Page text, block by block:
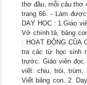
thơ đầu, mỗi câu thơ
trang 66. - Làm
DẠY HỌC : 1.Giáo
Vở chính tả, bảng
: HOẠT ĐỘNG CỦA
tra các từ học sinh
trước. Giáo viên
viết: chịu, trói,
Viết bảng con. 2.